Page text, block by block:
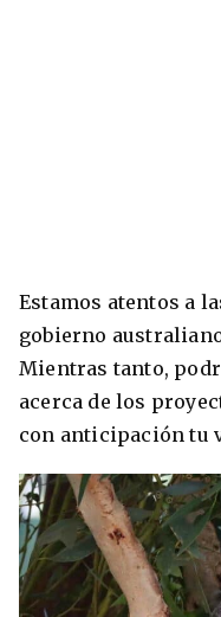
Estamos atentos a
gobierno
Mientras tanto,
acerca de los
con anticipación tu